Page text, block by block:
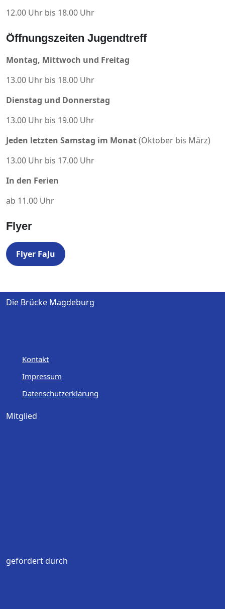
12.00 Uhr bis 18.00 Uhr
Öffnungszeiten Jugendtreff
Montag, Mittwoch und Freitag
13.00 Uhr bis 18.00 Uhr
Dienstag und Donnerstag
13.00 Uhr bis 19.00 Uhr
Jeden letzten Samstag im Monat(Oktober bis März)
13.00 Uhr bis 17.00 Uhr
In den Ferien
ab 11.00 Uhr
Flyer
Flyer FaJu
Die Brücke Magdeburg
Kontakt
Impressum
Datenschutzerklärung
Mitglied
gefördert durch